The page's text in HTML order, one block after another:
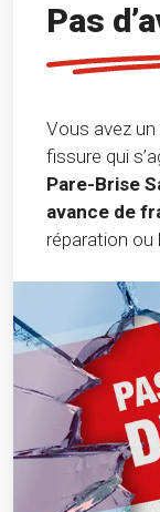
Pas
Vous avez
fissure qui
Pare-Brise
avance de
réparation ou